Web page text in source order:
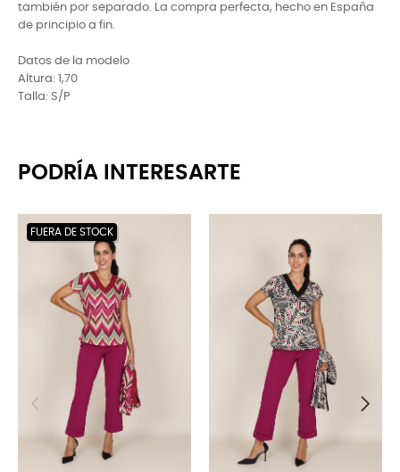
también por separado. La compra perfecta, hecho en España
de principio a fin.
Datos de la modelo
Altura: 1,70
Talla: S/P
PODRÍA INTERESARTE
FUERA DE STOCK